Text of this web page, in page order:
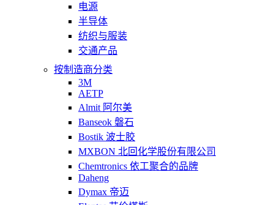
电源
半导体
纺织与服装
交通产品
按制造商分类
3M
AETP
Almit 阿尔美
Banseok 磐石
Bostik 波士胶
MXBON 北回化学股份有限公司
Chemtronics 依工聚合的品牌
Daheng
Dymax 帝迈